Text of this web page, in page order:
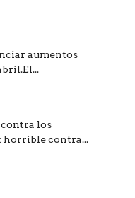
aumentos
contra los
horrible contra...